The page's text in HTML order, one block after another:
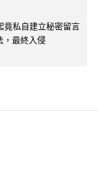
私自建立秘密留言
，最終入侵